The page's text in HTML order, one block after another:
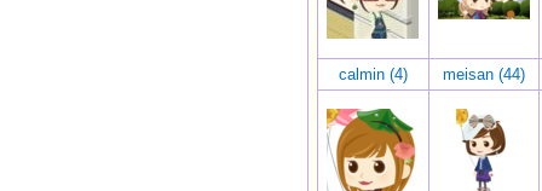
calmin (4) meisan (44)